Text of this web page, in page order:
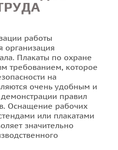
работы
организация
Плакаты по охране
требованием, которое
на
очень удобным и
правил
Оснащение рабочих
или плакатами
значительно